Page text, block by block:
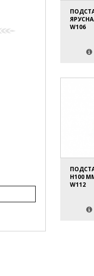
W106
H100
W112